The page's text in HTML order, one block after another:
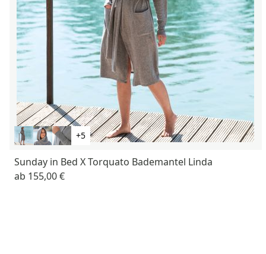
+5
Sunday in Bed X Torquato Bademantel Linda
ab 155,00 €